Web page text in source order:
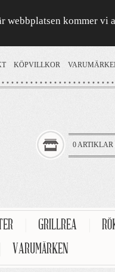
webbplatsen kommer vi
KÖPVILLKOR
0
GRILLREA
VARUMÄRKEN